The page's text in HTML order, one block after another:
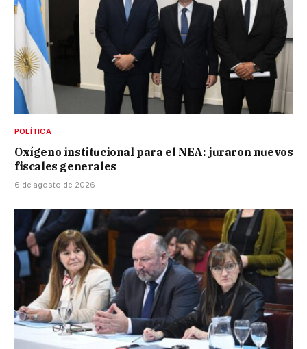
POLÍTICA
Oxígeno institucional para el NEA: juraron nuevos
fiscales generales
6 de agosto de 2026